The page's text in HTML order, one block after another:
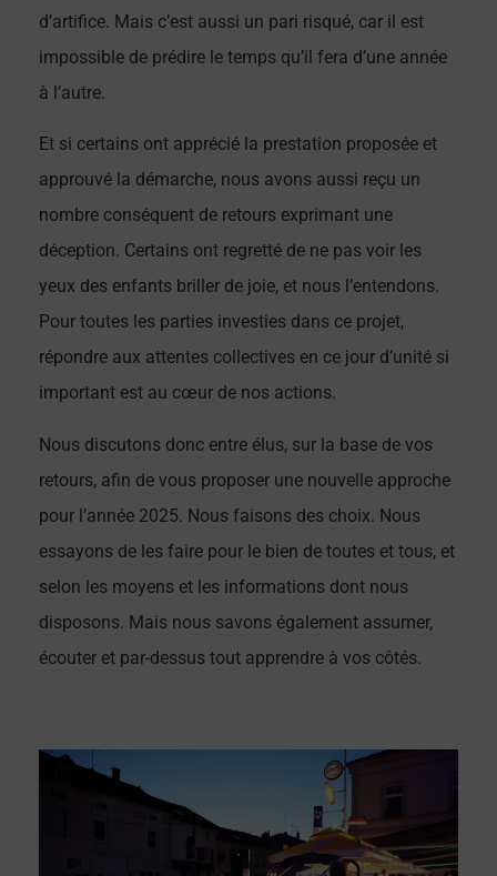
d’artifice. Mais c’est aussi un pari risqué, car il est
impossible de prédire le temps qu’il fera d’une année
à l’autre.
Et si certains ont apprécié la prestation proposée et
approuvé la démarche, nous avons aussi reçu un
nombre conséquent de retours exprimant une
déception. Certains ont regretté de ne pas voir les
yeux des enfants briller de joie, et nous l’entendons.
Pour toutes les parties investies dans ce projet,
répondre aux attentes collectives en ce jour d’unité si
important est au cœur de nos actions.
Nous discutons donc entre élus, sur la base de vos
retours, afin de vous proposer une nouvelle approche
pour l’année 2025. Nous faisons des choix. Nous
essayons de les faire pour le bien de toutes et tous, et
selon les moyens et les informations dont nous
disposons. Mais nous savons également assumer,
écouter et par-dessus tout apprendre à vos côtés.